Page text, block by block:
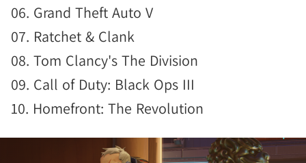
06. Grand Theft Auto V
07. Ratchet & Clank
08. Tom Clancy's The Division
09. Call of Duty: Black Ops III
10. Homefront: The Revolution